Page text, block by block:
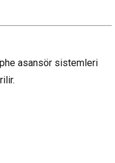
asansör sistemleri